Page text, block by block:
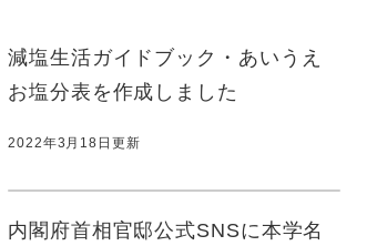
減塩生活ガイドブック・あいうえ
お塩分表を作成しました
2022年3月18日更新
内閣府首相官邸公式SNSに本学名